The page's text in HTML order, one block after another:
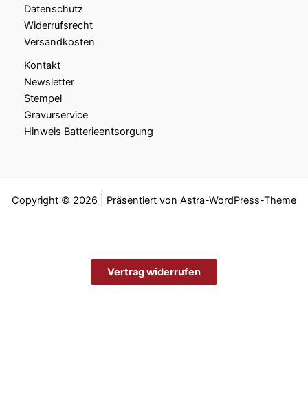
Datenschutz
Widerrufsrecht
Versandkosten
Kontakt
Newsletter
Stempel
Gravurservice
Hinweis Batterieentsorgung
Copyright © 2026 | Präsentiert von Astra-WordPress-Theme
Vertrag widerrufen